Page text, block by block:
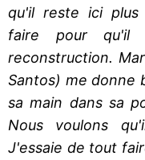
qu'il reste ici plus
faire pour qu'il
reconstruction.
Santos) me donne
sa main dans sa
Nous voulons
J'essaie de tout